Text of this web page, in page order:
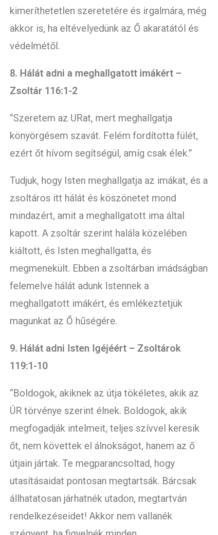
kimeríthetetlen szeretetére és irgalmára, még
akkor is, ha eltévelyedünk az Ő akaratától és
védelmétől.
8. Hálát adni a meghallgatott imákért –
Zsoltár 116:1-2
“Szeretem az URat, mert meghallgatja
könyörgésem szavát. Felém fordította fülét,
ezért őt hívom segítségül, amíg csak élek.”
Tudjuk, hogy Isten meghallgatja az imákat, és a
zsoltáros itt hálát és köszönetet mond
mindazért, amit a meghallgatott ima által
kapott. A zsoltár szerint halála közelében
kiáltott, és Isten meghallgatta, és
megmenekült. Ebben a zsoltárban imádságban
felemelve hálát adunk Istennek a
meghallgatott imákért, és emlékeztetjük
magunkat az Ő hűségére.
9. Hálát adni Isten Igéjéért – Zsoltárok
119:1-10
“Boldogok, akiknek az útja tökéletes, akik az
ÚR törvénye szerint élnek. Boldogok, akik
megfogadják intelmeit, teljes szívvel keresik
őt, nem követtek el álnokságot, hanem az ő
útjain jártak. Te megparancsoltad, hogy
utasításaidat pontosan megtartsák. Bárcsak
állhatatosan járhatnék utadon, megtartván
rendelkezéseidet! Akkor nem vallanék